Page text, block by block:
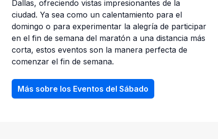
Dallas, ofreciendo vistas impresionantes de la
ciudad. Ya sea como un calentamiento para el
domingo o para experimentar la alegría de participar
en el fin de semana del maratón a una distancia más
corta, estos eventos son la manera perfecta de
comenzar el fin de semana.
Más sobre los Eventos del Sábado